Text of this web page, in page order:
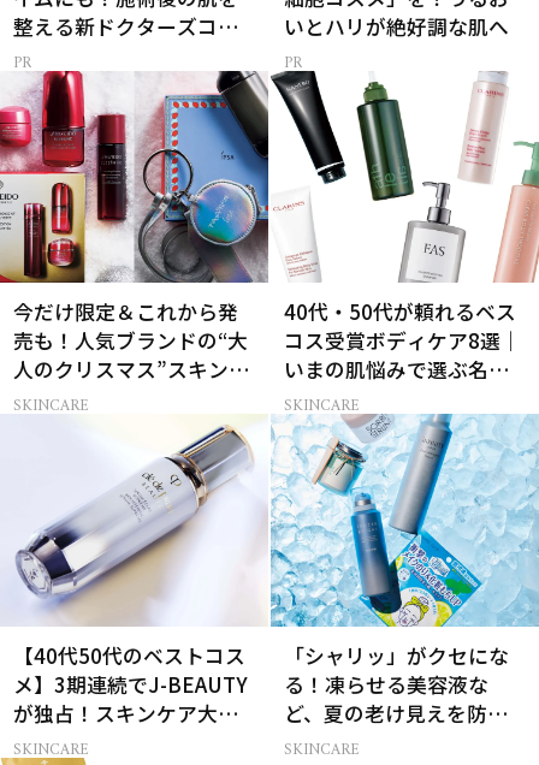
整える新ドクターズコス
メ
いとハリが絶好調な肌へ
今だけ限定＆これから発
売も！人気ブランドの“大
人のクリスマス”スキンケ
アキット15選
SKINCARE
40代・50代が頼れるベス
コス受賞ボディケア8選｜
いまの肌悩みで選ぶ名品
まとめ
SKINCARE
【40代50代のベストコス
メ】3期連続でJ-BEAUTY
が独占！スキンケア大賞
受賞コスメ9選
SKINCARE
「シャリッ」がクセにな
る！凍らせる美容液な
ど、夏の老け見えを防ぐ
冷感コスメ
SKINCARE